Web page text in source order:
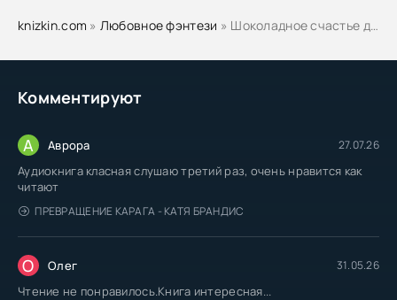
Комментируют
А Аврора 27.07.26
Аудиокнига класная слушаю третий раз, очень нравится как
читают
ПРЕВРАЩЕНИЕ КАРАГА - КАТЯ БРАНДИС
О Олег 31.05.26
Чтение не понравилось.Книга интересная...
knizkin.com » Любовное фэнтези » Шоколадное счастье дракона, или Развод не повод для знакомства - Ольга Иванова, Елена Шелл